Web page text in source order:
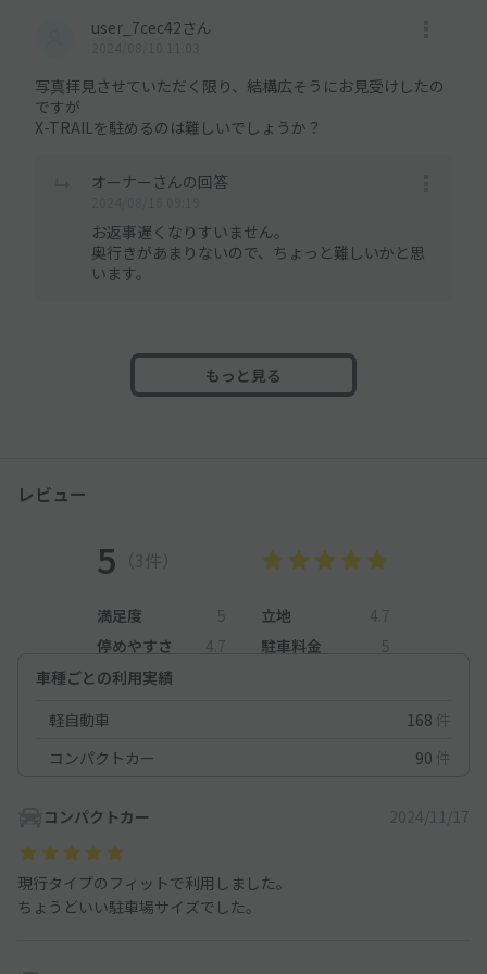
user_7cec42さん
写真拝見させていただく限り、結構広そうにお見受けしたの
ですが
X-TRAILを駐めるのは難しいでしょうか？
オーナーさんの回答
お返事遅くなりすいません。
奥行きがあまりないので、ちょっと難しいかと思
います。
もっと見る
レビュー
5 （3件）
満足度 5 立地
4.7
停めやすさ
4.7 駐車料金
5
車種ごとの利用実績
軽自動車
168 件
コンパクトカー
90 件
コンパクトカー 2024/11/17
現行タイプのフィットで利用しました。
ちょうどいい駐車場サイズでした。